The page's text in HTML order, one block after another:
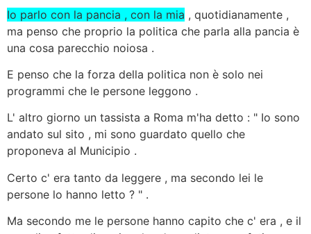
Io parlo con la pancia , con la mia , quotidianamente ,
ma penso che proprio la politica che parla alla pancia è
una cosa parecchio noiosa .
E penso che la forza della politica non è solo nei
programmi che le persone leggono .
L' altro giorno un tassista a Roma m'ha detto : " Io sono
andato sul sito , mi sono guardato quello che
proponeva al Municipio .
Certo c' era tanto da leggere , ma secondo lei le
persone lo hanno letto ? " .
Ma secondo me le persone hanno capito che c' era , e il